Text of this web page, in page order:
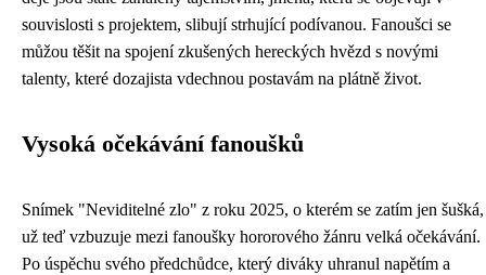
souvislosti s projektem, slibují strhující podívanou. Fanoušci se
můžou těšit na spojení zkušených hereckých hvězd s novými
talenty, které dozajista vdechnou postavám na plátně život.
Vysoká očekávání fanoušků
Snímek "Neviditelné zlo" z roku 2025, o kterém se zatím jen šušká,
už teď vzbuzuje mezi fanoušky hororového žánru velká očekávání.
Po úspěchu svého předchůdce, který diváky uhranul napětím a